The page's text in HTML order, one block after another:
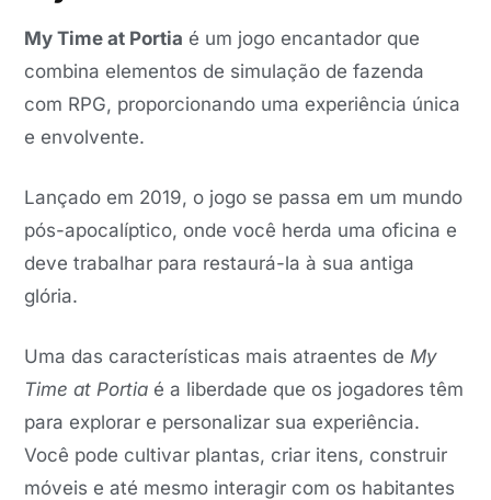
My Time at Portia é um jogo encantador que
combina elementos de simulação de fazenda
com RPG, proporcionando uma experiência única
e envolvente.
Lançado em 2019, o jogo se passa em um mundo
pós-apocalíptico, onde você herda uma oficina e
deve trabalhar para restaurá-la à sua antiga
glória.
Uma das características mais atraentes de My
Time at Portia é a liberdade que os jogadores têm
para explorar e personalizar sua experiência.
Você pode cultivar plantas, criar itens, construir
móveis e até mesmo interagir com os habitantes